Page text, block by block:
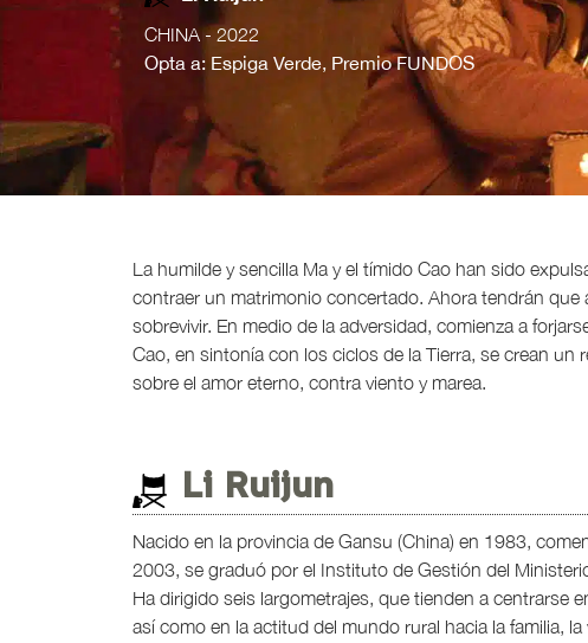
CHINA- 2022
Opta a: Espiga Verde, Premio FUNDOS
La humilde y sencilla Ma y el tímido Cao han sido
contraer un matrimonio concertado. Ahora tendrán
sobrevivir. En medio de la adversidad, comienza a
Cao, en sintonía con los ciclos de la Tierra, se crean
sobre el amor eterno, contra viento y marea.
Li Ruijun
Nacido en la provincia de Gansu (China) en 1983,
2003, se graduó por el Instituto de Gestión del
Ha dirigido seis largometrajes, que tienden a centrarse
así como en la actitud del mundo rural hacia la familia,